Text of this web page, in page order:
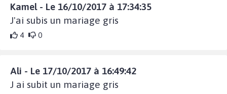
Kamel - Le 16/10/2017 à 17:34:35
J'ai subis un mariage gris
4 0
Ali - Le 17/10/2017 à 16:49:42
J ai subit un mariage gris